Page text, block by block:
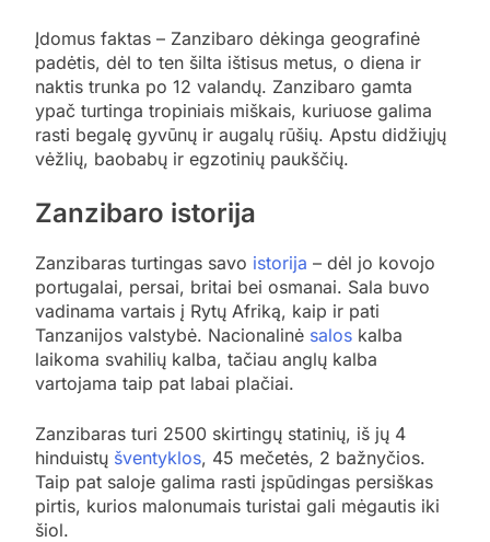
Įdomus faktas – Zanzibaro dėkinga geografinė
padėtis, dėl to ten šilta ištisus metus, o diena ir
naktis trunka po 12 valandų. Zanzibaro gamta
ypač turtinga tropiniais miškais, kuriuose galima
rasti begalę gyvūnų ir augalų rūšių. Apstu didžiųjų
vėžlių, baobabų ir egzotinių paukščių.
Zanzibaro istorija
Zanzibaras turtingas savo istorija – dėl jo kovojo
portugalai, persai, britai bei osmanai. Sala buvo
vadinama vartais į Rytų Afriką, kaip ir pati
Tanzanijos valstybė. Nacionalinė salos kalba
laikoma svahilių kalba, tačiau anglų kalba
vartojama taip pat labai plačiai.
Zanzibaras turi 2500 skirtingų statinių, iš jų 4
hinduistų šventyklos, 45 mečetės, 2 bažnyčios.
Taip pat saloje galima rasti įspūdingas persiškas
pirtis, kurios malonumais turistai gali mėgautis iki
šiol.